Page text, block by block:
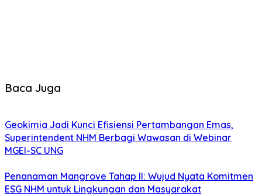
Baca Juga
Geokimia Jadi Kunci Efisiensi Pertambangan Emas,
Superintendent NHM Berbagi Wawasan di Webinar
MGEI-SC UNG
Penanaman Mangrove Tahap II: Wujud Nyata Komitmen
ESG NHM untuk Lingkungan dan Masyarakat